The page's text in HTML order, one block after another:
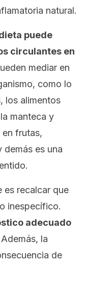
natural.
puede
circulantes en
mediar en
como lo
los alimentos
manteca y
frutas,
demás es una
es recalcar que
inespecífico.
adecuado
la
de